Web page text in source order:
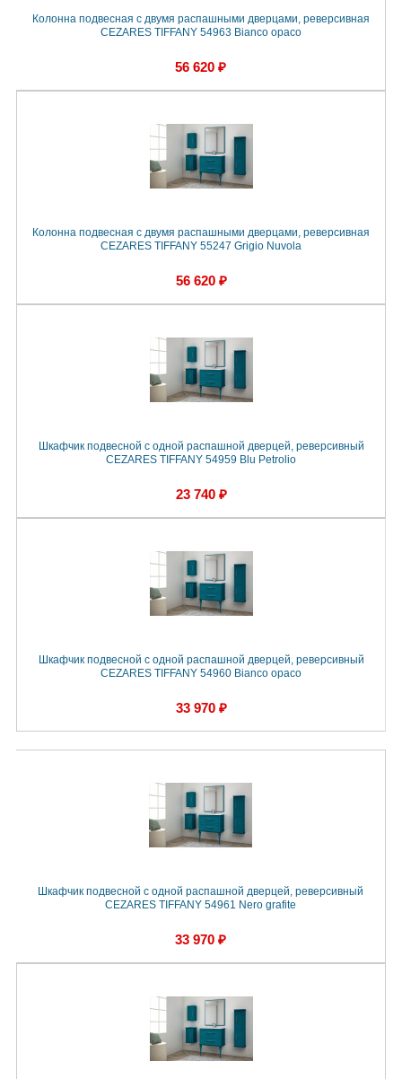
Колонна подвесная с двумя распашными дверцами, реверсивная
CEZARES TIFFANY 54963 Bianco opaco
56 620 ₽
Колонна подвесная с двумя распашными дверцами, реверсивная
CEZARES TIFFANY 55247 Grigio Nuvola
56 620 ₽
Шкафчик подвесной с одной распашной дверцей, реверсивный
CEZARES TIFFANY 54959 Blu Petrolio
23 740 ₽
Шкафчик подвесной с одной распашной дверцей, реверсивный
CEZARES TIFFANY 54960 Bianco opaco
33 970 ₽
Шкафчик подвесной с одной распашной дверцей, реверсивный
CEZARES TIFFANY 54961 Nero grafite
33 970 ₽